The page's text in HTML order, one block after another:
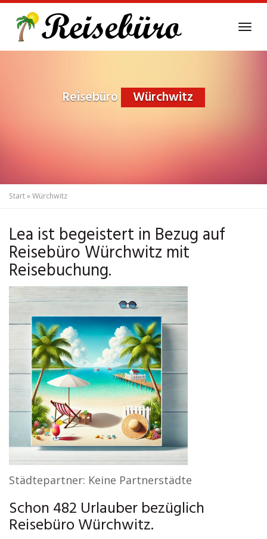
main
Reisebüro Würchwitz
Start»Würchwitz
Lea ist begeistert in Bezug auf
Reisebüro Würchwitz mit
Reisebuchung.
Städtepartner: Keine Partnerstädte
Schon 482 Urlauber bezüglich
Reisebüro Würchwitz.